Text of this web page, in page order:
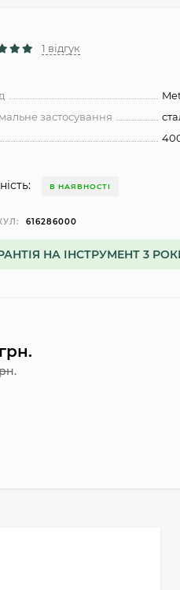
1 відгук
застосування
В НАЯВНОСТІ
616286000
НА ІНСТРУМЕНТ 3